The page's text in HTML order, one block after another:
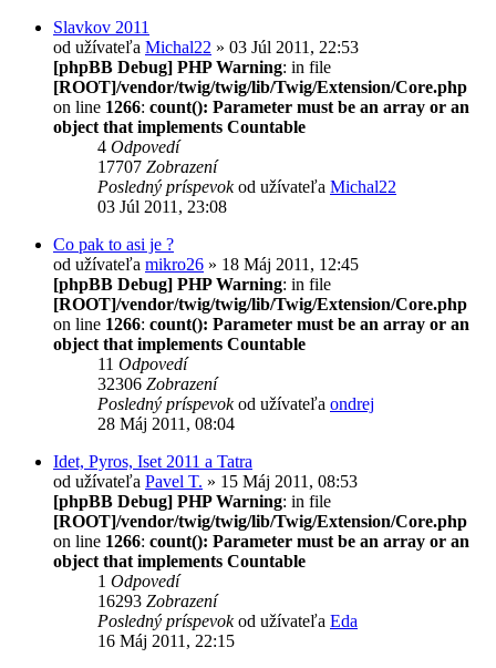
Slavkov 2011
od užívateľa Michal22 » 03 Júl 2011, 22:53
[phpBB Debug] PHP Warning: in file
[ROOT]/vendor/twig/twig/lib/Twig/Extension/Core.php
on line 1266: count(): Parameter must be an array or an
object that implements Countable
4 Odpovedí
17707 Zobrazení
Posledný príspevokod užívateľa Michal22
03 Júl 2011, 23:08
Co pak to asi je ?
od užívateľa mikro26 » 18 Máj 2011, 12:45
[phpBB Debug] PHP Warning: in file
[ROOT]/vendor/twig/twig/lib/Twig/Extension/Core.php
on line 1266: count(): Parameter must be an array or an
object that implements Countable
11 Odpovedí
32306 Zobrazení
Posledný príspevokod užívateľa ondrej
28 Máj 2011, 08:04
Idet, Pyros, Iset 2011 a Tatra
od užívateľa Pavel T. » 15 Máj 2011, 08:53
[phpBB Debug] PHP Warning: in file
[ROOT]/vendor/twig/twig/lib/Twig/Extension/Core.php
on line 1266: count(): Parameter must be an array or an
object that implements Countable
1 Odpovedí
16293 Zobrazení
Posledný príspevokod užívateľa Eda
16 Máj 2011, 22:15